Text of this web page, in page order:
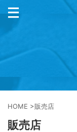
HOME >販売店
販売店